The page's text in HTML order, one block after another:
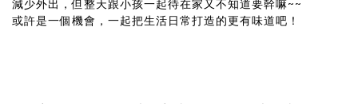
減少外出，但整天跟小孩一起待在家又不知道要幹嘛~~
或許是一個機會，一起把生活日常打造的更有味道吧！